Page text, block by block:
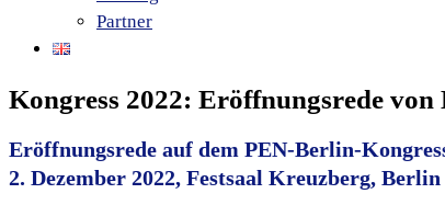
Partner
Kongress 2022: Eröffnungsrede von
Eröffnungsrede auf dem PEN-Berlin-
2. Dezember 2022, Festsaal Kreuzberg, Berlin